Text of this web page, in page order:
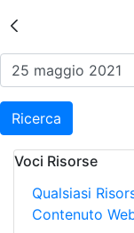
Risultati
Ricerca
Voci Risorse
Qualsiasi
Contenuto